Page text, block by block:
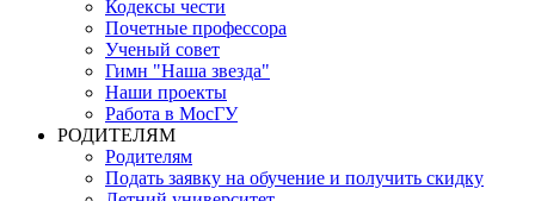
Кодексы чести
Почетные профессора
Ученый совет
Гимн "Наша звезда"
Наши проекты
Работа в МосГУ
РОДИТЕЛЯМ
Родителям
Подать заявку на обучение и получить скидку